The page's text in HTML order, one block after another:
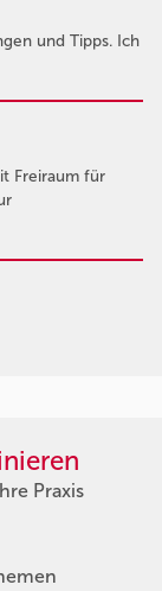
und Tipps. Ich
Freiraum für
Praxis